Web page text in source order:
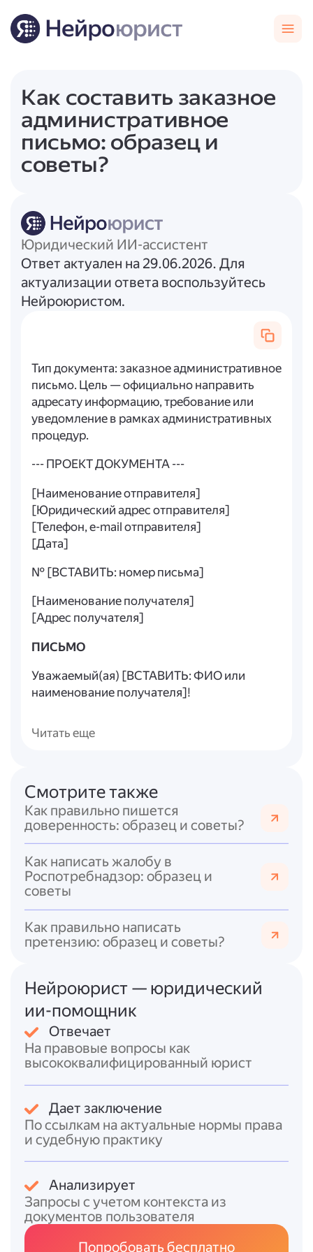
Как составить заказное
административное
письмо: образец и
советы?
Юридический ИИ-ассистент
Ответ актуален на 29.06.2026. Для
актуализации ответа воспользуйтесь
Нейроюристом.
Тип документа: заказное административное
письмо. Цель — официально направить
адресату информацию, требование или
уведомление в рамках административных
процедур.
--- ПРОЕКТ ДОКУМЕНТА ---
[Наименование отправителя]
[Юридический адрес отправителя]
[Телефон, e-mail отправителя]
[Дата]
№ [ВСТАВИТЬ: номер письма]
[Наименование получателя]
[Адрес получателя]
ПИСЬМО
Уважаемый(ая) [ВСТАВИТЬ: ФИО или
наименование получателя]!
основания/нормы/процедуры, например:
«рассмотрения обращения»] сообщаем/
уведомляем/требуем следующее:
[ВСТАВИТЬ: суть сообщения/требования/
- что именно вы сообщаете/требуете;
- какие действия ожидаются от получателя;
- последствия неисполнения (если
применимо).]
1. [ВСТАВИТЬ: наименование документа 1];
2. [ВСТАВИТЬ: наименование документа 2];
…
Просим подтвердить получение данного
письма и/или направить ответ в
С уважением,
[Должность]
[Печать, если требуется]
--- КОНЕЦ ---
Что заполнить/приложить:
Читать еще
Смотрите также
Как правильно пишется
доверенность: образец и советы?
Как написать жалобу в
Роспотребнадзор: образец и
советы
Как правильно написать
претензию: образец и советы?
Нейроюрист — юридический
ии-помощник
Отвечает
На правовые вопросы как
высококвалифицированный юрист
Дает заключение
По ссылкам на актуальные нормы права
и судебную практику
Анализирует
Запросы с учетом контекста из
документов пользователя
Попробовать бесплатно